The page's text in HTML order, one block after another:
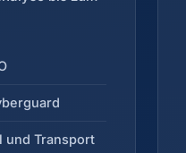
und Transport